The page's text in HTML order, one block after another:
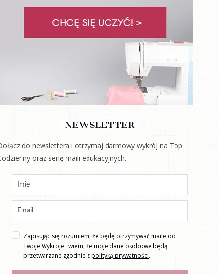
NEWSLETTER
do newslettera i otrzymaj darmowy wykrój na Top
oraz serię maili edukacyjnych.
Zapisując się rozumiem, że będę otrzymywać maile od
Twoje Wykroje i wiem, że moje dane osobowe będą
przetwarzane zgodnie zpolityką prywatności.